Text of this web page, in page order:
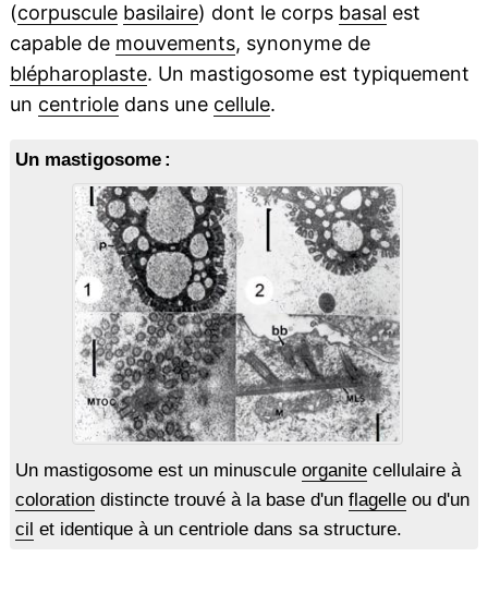
(corpuscule basilaire) dont le corps basal est
capable de mouvements, synonyme de
blépharoplaste. Un mastigosome est typiquement
un centrioledans une cellule.
Un mastigosome :
Un mastigosome est un minuscule organitecellulaire à
colorationdistincte trouvé à la base d'un flagelleou d'un
cil et identique à un centriole dans sa structure.